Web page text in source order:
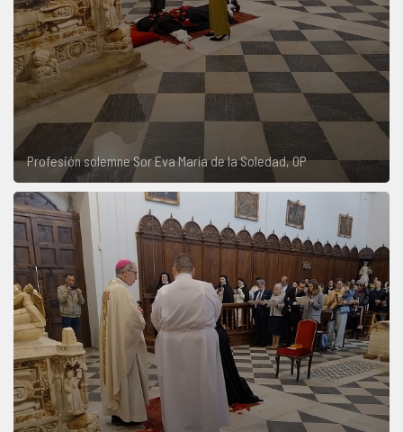
Profesión solemne Sor Eva María de la Soledad, OP